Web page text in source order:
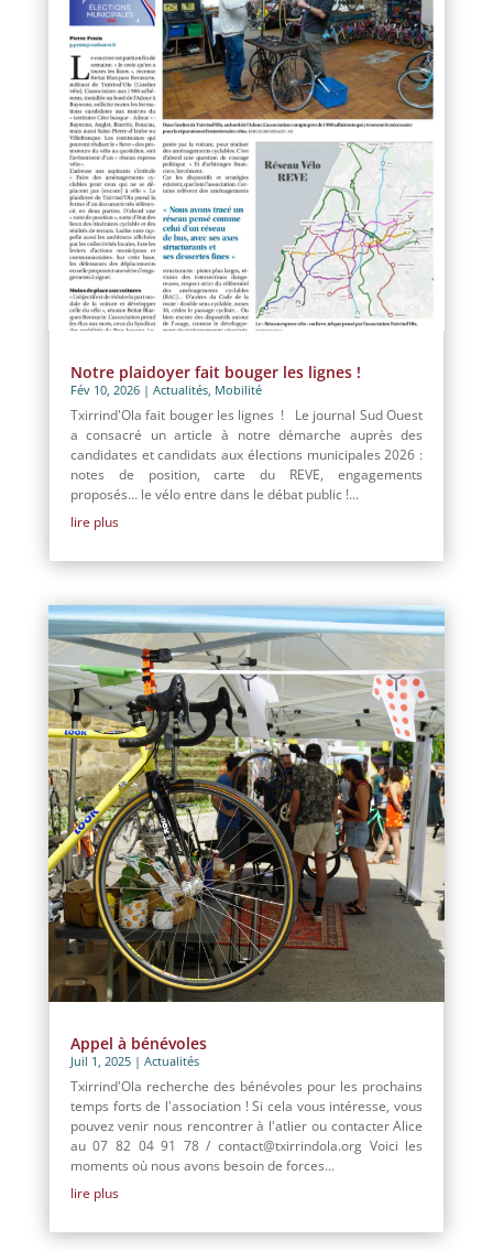
Notre plaidoyer fait bouger les lignes !
Fév 10, 2026| Actualités, Mobilité
Txirrind'Ola fait bouger les lignes ! Le journal Sud Ouest
a consacré un article à notre démarche auprès des
candidates et candidats aux élections municipales 2026 :
notes de position, carte du REVE, engagements
proposés… le vélo entre dans le débat public !...
lire plus
Appel à bénévoles
Juil 1, 2025| Actualités
Txirrind'Ola recherche des bénévoles pour les prochains
temps forts de l'association ! Si cela vous intéresse, vous
pouvez venir nous rencontrer à l'atlier ou contacter Alice
au 07 82 04 91 78 / contact@txirrindola.org Voici les
moments où nous avons besoin de forces...
lire plus